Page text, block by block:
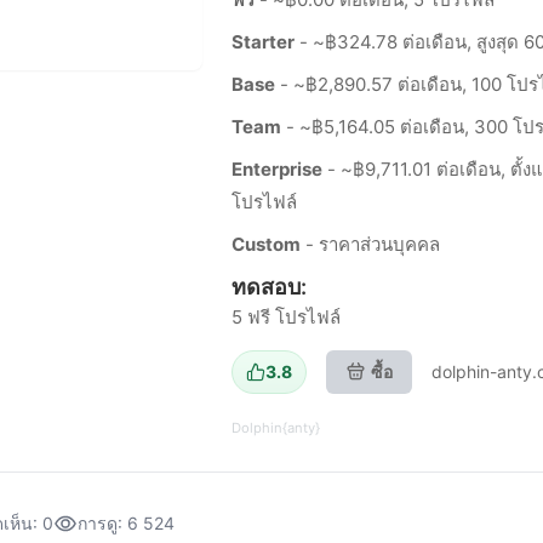
Starter - ~฿324.78 ต่อเดือน, สูงสุด
Base - ~฿2,890.57 ต่อเดือน, 100 โป
Team - ~฿5,164.05 ต่อเดือน, 300 โป
Enterprise - ~฿9,711.01 ต่อเดือน, ตั้ง
โปรไฟล์
Custom - ราคาส่วนบุคคล
ทดสอบ:
5 ฟรี โปรไฟล์
3.8 ซื้อ dolphin-
Dolphin{anty}
ห็น: 0 การดู: 6 524